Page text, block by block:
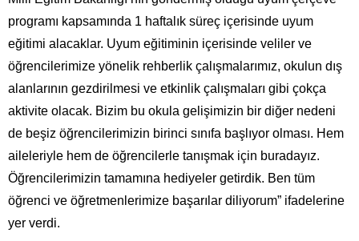
programı kapsamında 1 haftalık süreç içerisinde uyum
eğitimi alacaklar. Uyum eğitiminin içerisinde veliler ve
öğrencilerimize yönelik rehberlik çalışmalarımız, okulun dış
alanlarının gezdirilmesi ve etkinlik çalışmaları gibi çokça
aktivite olacak. Bizim bu okula gelişimizin bir diğer nedeni
de beşiz öğrencilerimizin birinci sınıfa başlıyor olması. Hem
aileleriyle hem de öğrencilerle tanışmak için buradayız.
Öğrencilerimizin tamamına hediyeler getirdik. Ben tüm
öğrenci ve öğretmenlerimize başarılar diliyorum” ifadelerine
yer verdi.